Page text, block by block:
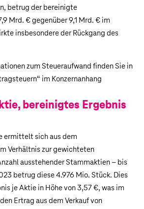
betrug der bereinigte
Mrd. €gegenüber9,1 Mrd. € im
insbesondere der Rückgang des
zum Steueraufwand finden Sie in
“ im Konzernanhang
bereinigtes Ergebnis
ermittelt sich aus dem
Verhältnis zur gewichteten
ausstehender Stammaktien – bis
betrug diese4.976 Mio. Stück. Dies
je Aktie in Höhe von 3,57 €, was im
Ertrag aus dem Verkauf von